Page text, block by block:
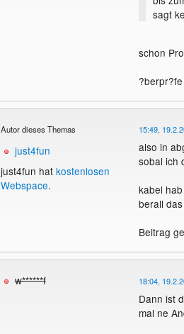
sagt
schon
Autor dieses Themas
just4fun
just4fun hat kostenlosen
Webspace.
15:49,
also in
sobal ich
kabel
berall
Beitrag
w******f 18:04,
Dann ist
mal ne